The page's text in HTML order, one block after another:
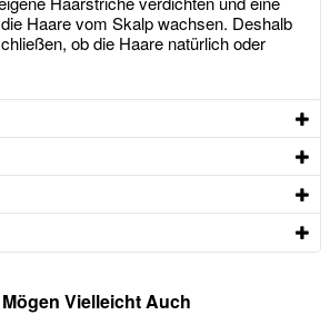
Haare vom Skalp wachsen. Deshalb
ob die Haare natürlich oder
Vielleicht Auch